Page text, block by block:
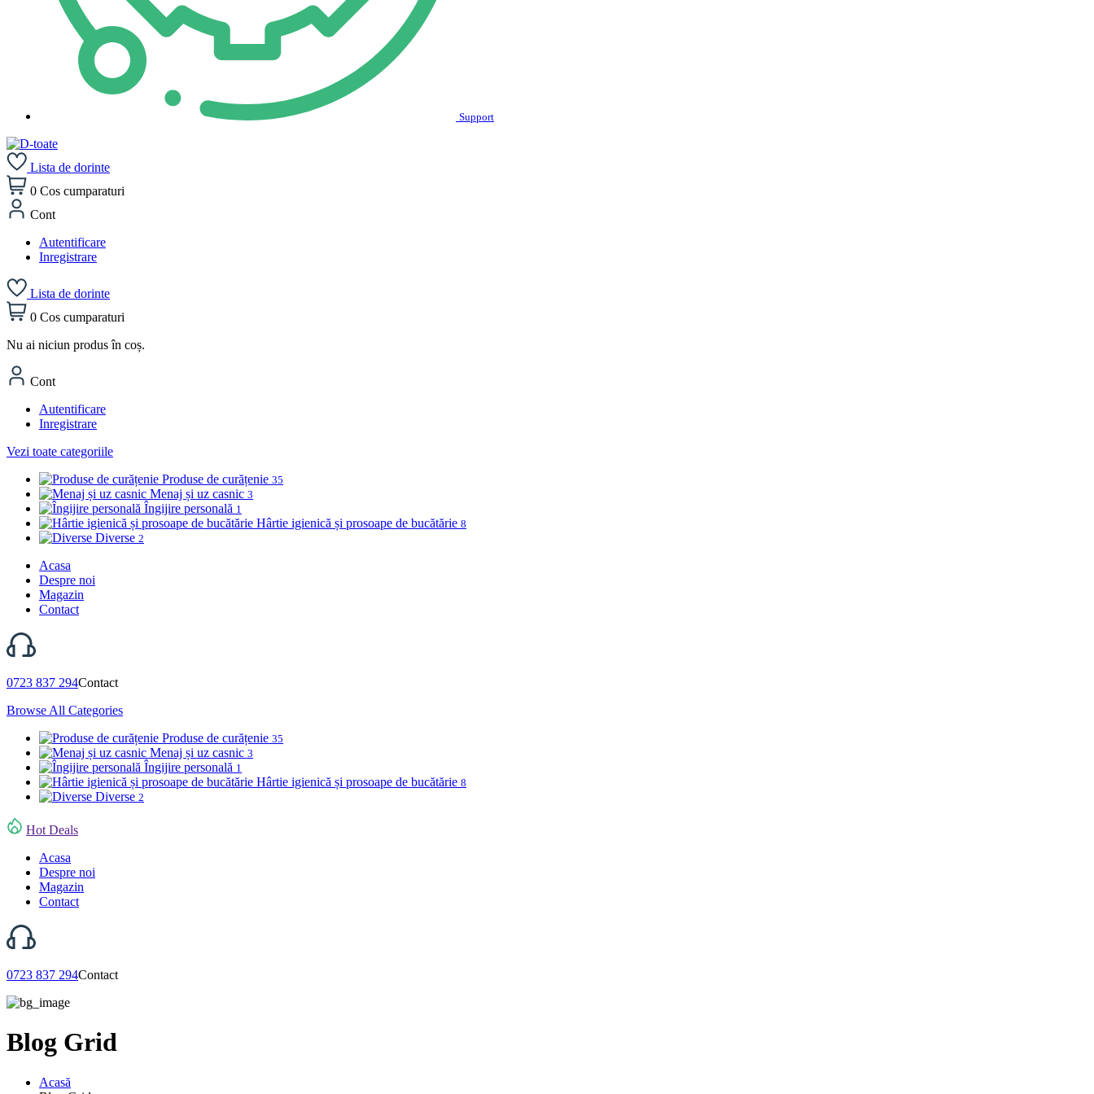
Support
Lista de dorinte
0 Cos cumparaturi
Cont
Autentificare
Inregistrare
Lista de dorinte
0 Cos cumparaturi
Nu ai niciun produs în coș.
Cont
Autentificare
Inregistrare
Vezi toate categoriile
Produse de curățenie 35
Menaj și uz casnic 3
Îngijire personală 1
Hârtie igienică și prosoape de bucătărie 8
Diverse 2
Acasa
Despre noi
Magazin
Contact
0723 837 294Contact
Browse All Categories
Produse de curățenie 35
Menaj și uz casnic 3
Îngijire personală 1
Hârtie igienică și prosoape de bucătărie 8
Diverse 2
Hot Deals
Acasa
Despre noi
Magazin
Contact
0723 837 294Contact
Blog Grid
Acasă